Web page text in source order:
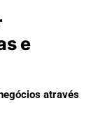
e
através